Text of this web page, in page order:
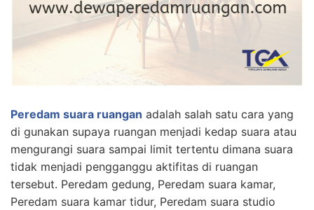
Peredam suara ruangan adalah salah satu cara yang
di gunakan supaya ruangan menjadi kedap suara atau
mengurangi suara sampai limit tertentu dimana suara
tidak menjadi pengganggu aktifitas di ruangan
tersebut. Peredam gedung, Peredam suara kamar,
Peredam suara kamar tidur, Peredam suara studio